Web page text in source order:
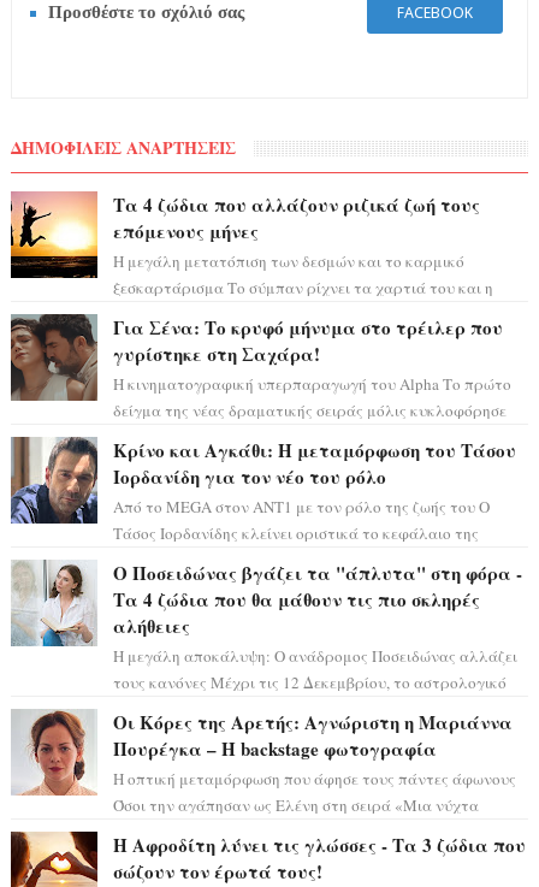
Προσθέστε το σχόλιό σας FACEBOOK
ΔΗΜΟΦΙΛΕΙΣ ΑΝΑΡΤΗΣΕΙΣ
Τα 4 ζώδια που αλλάζουν ριζικά ζωή τους
επόμενους μήνες
Η μεγάλη μετατόπιση των δεσμών και το καρμικό
ξεσκαρτάρισμα Το σύμπαν ρίχνει τα χαρτιά του και η
Για Σένα: Το κρυφό μήνυμα στο τρέιλερ που
γυρίστηκε στη Σαχάρα!
Η κινηματογραφική υπερπαραγωγή του Alpha Το πρώτο
δείγμα της νέας δραματικής σειράς μόλις κυκλοφόρησε
Κρίνο και Αγκάθι: Η μεταμόρφωση του Τάσου
Ιορδανίδη για τον νέο του ρόλο
Από το MEGA στον ΑΝΤ1 με τον ρόλο της ζωής του Ο
Τάσος Ιορδανίδης κλείνει οριστικά το κεφάλαιο της
Ο Ποσειδώνας βγάζει τα "άπλυτα" στη φόρα -
Τα 4 ζώδια που θα μάθουν τις πιο σκληρές
αλήθειες
Η μεγάλη αποκάλυψη: Ο ανάδρομος Ποσειδώνας αλλάζει
τους κανόνες Μέχρι τις 12 Δεκεμβρίου, το αστρολογικό
Οι Κόρες της Αρετής: Αγνώριστη η Μαριάννα
Πουρέγκα – H backstage φωτογραφία
Η οπτική μεταμόρφωση που άφησε τους πάντες άφωνους
Όσοι την αγάπησαν ως Ελένη στη σειρά «Μια νύχτα
Η Αφροδίτη λύνει τις γλώσσες - Τα 3 ζώδια που
σώζουν τον έρωτά τους!